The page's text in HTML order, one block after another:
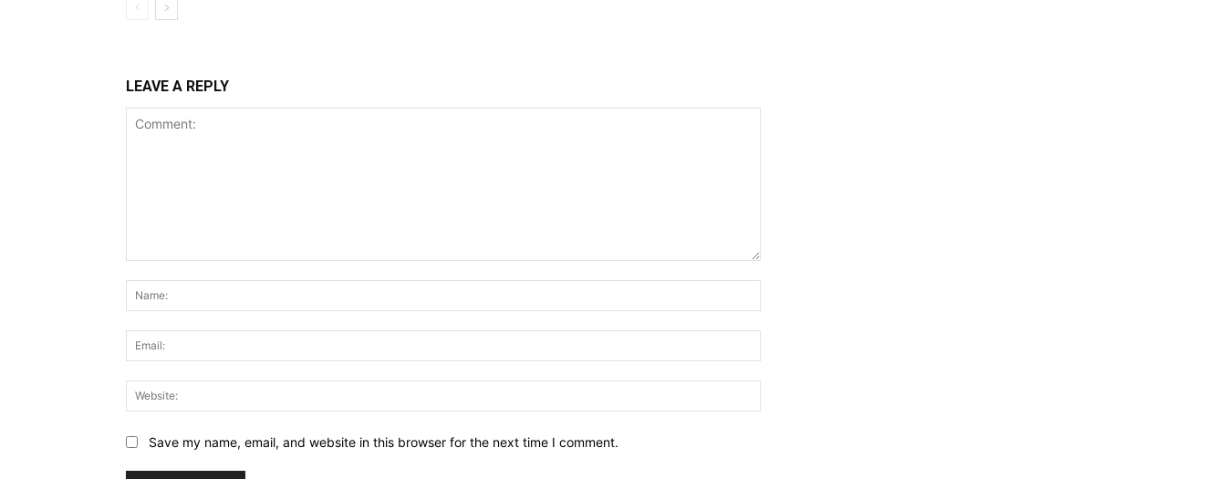
LEAVE A REPLY
Save my name, email, and website in this browser for the next time I comment.